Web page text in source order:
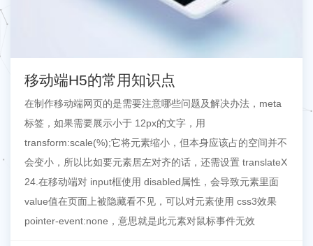
移动端H5的常用知识点
在制作移动端网页的是需要注意哪些问题及解决办法，meta
标签，如果需要展示小于 12px的文字，用
transform:scale(%);它将元素缩小，但本身应该占的空间并不
会变小，所以比如要元素居左对齐的话，还需设置 translateX
24.在移动端对 input框使用 disabled属性，会导致元素里面
value值在页面上被隐藏看不见，可以对元素使用 css3效果
pointer-event:none，意思就是此元素对鼠标事件无效